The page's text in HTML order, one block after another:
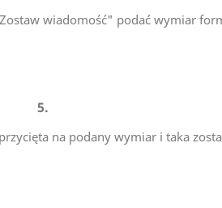
wiadomość" podać wymiar
5.
na podany wymiar i taka